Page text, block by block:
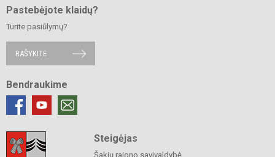
Pastebėjote klaidų?
Turite pasiūlymų?
RAŠYKITE
Bendraukime
Steigėjas
Šakių rajono savivaldybė